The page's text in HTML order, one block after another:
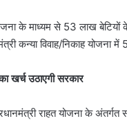
के माध्यम से 53 लाख
कन्या विवाह/निकाह योजना
खर्च उठाएगी सरकार
राहत योजना के